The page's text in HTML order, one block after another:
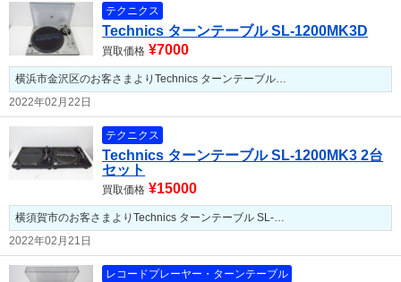
テクニクス
Technics ターンテーブル SL-1200MK3D
買取価格 ¥7000
横浜市金沢区のお客さまよりTechnics ターンテーブル…
2022年02月22日
テクニクス
Technics ターンテーブル SL-1200MK3 2台
セット
買取価格 ¥15000
横須賀市のお客さまよりTechnics ターンテーブル SL-…
2022年02月21日
レコードプレーヤー・ターンテーブル